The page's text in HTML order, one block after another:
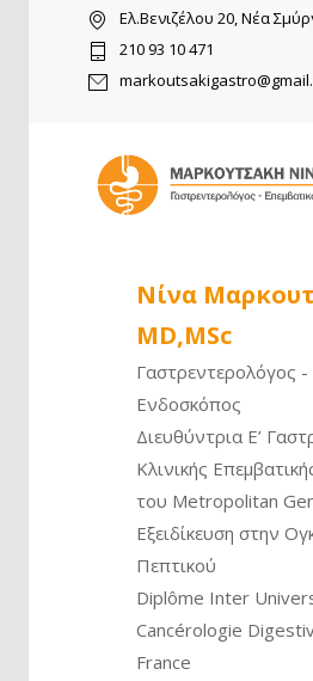
Ελ.Βενιζέλου 20, Νέα
210 93 10 471
Νίνα
MD,MSc
Γαστρεντερολόγος -
Ενδοσκόπος
Διευθύντρια Ε’
Κλινικής
του Metropolitan
Εξειδίκευση στην
Πεπτικού
Diplôme Inter
Cancérologie
France